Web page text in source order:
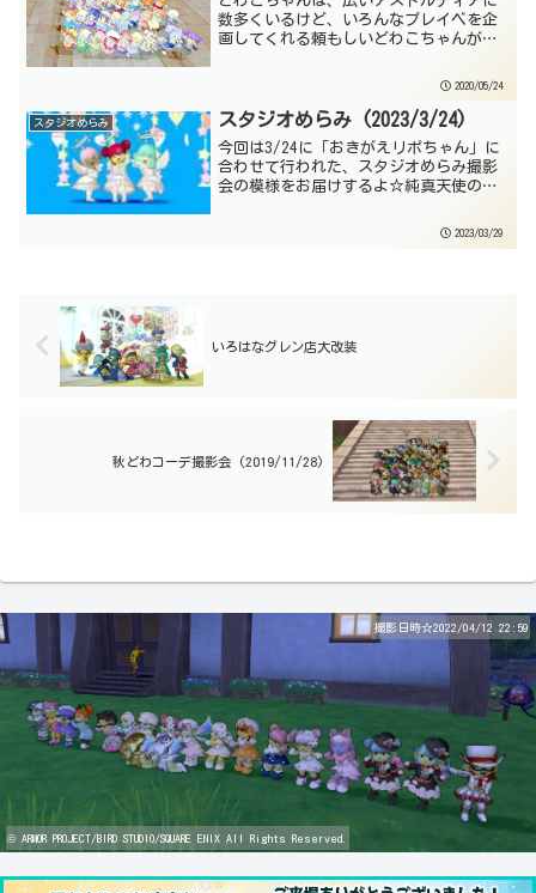
数多くいるけど、いろんなプレイベを企
画してくれる頼もしいどわこちゃんがた
ゃんもそのひとり☆ちゃしはドラクエ以
外にも、ララフェルになったり森へ行っ
たりと忙しいので、ここし...
2020/05/24
スタジオめらみ スタジオめらみ (2023/3/24)
今回は3/24に「おきがえリポちゃん」に
合わせて行われた、スタジオめらみ撮影
会の模様をお届けするよ☆純真天使のド
真天使のドレスセット」☆今年のバレン
2023/03/29
いろはなグレン店大改装
秋どわコーデ撮影会 (2019/11/28)
撮影日時☆2022/04/12 22:59
© ARMOR PROJECT/BIRD STUDIO/SQUARE ENIX All Rights Reserved.